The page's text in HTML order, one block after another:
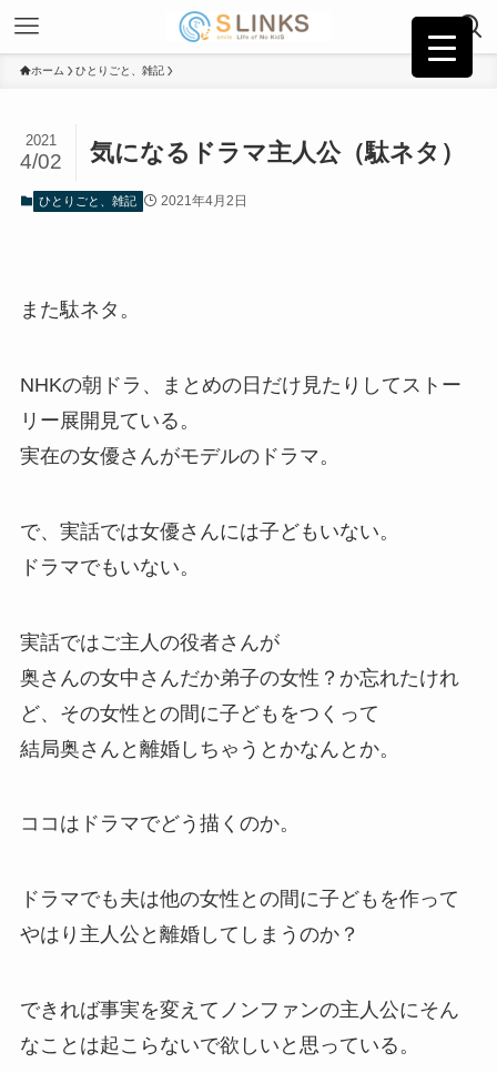
ホーム ひとりごと、雑記
気になるドラマ主人公（駄ネタ）
2021
4/02
ひとりごと、雑記 2021年4月2日
また駄ネタ。
NHKの朝ドラ、まとめの日だけ見たりしてストー
リー展開見ている。
実在の女優さんがモデルのドラマ。
で、実話では女優さんには子どもいない。
ドラマでもいない。
実話ではご主人の役者さんが
奥さんの女中さんだか弟子の女性？か忘れたけれ
ど、その女性との間に子どもをつくって
結局奥さんと離婚しちゃうとかなんとか。
ココはドラマでどう描くのか。
ドラマでも夫は他の女性との間に子どもを作って
やはり主人公と離婚してしまうのか？
できれば事実を変えてノンファンの主人公にそん
なことは起こらないで欲しいと思っている。